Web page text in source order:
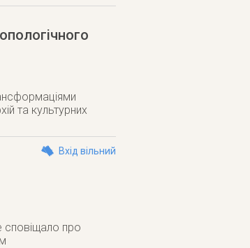
та культурних
Вхід вільний
сповіщало про